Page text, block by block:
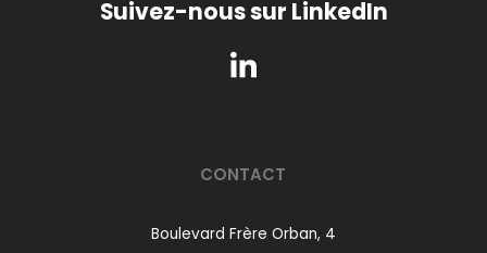
Suivez-nous sur LinkedIn
CONTACT
Boulevard Frère Orban, 4